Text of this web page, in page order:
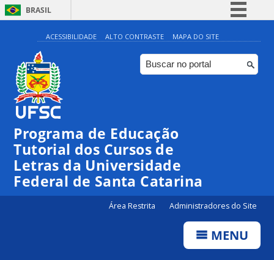
BRASIL
Simplifique!
Comunica BR
Participe
ACESSIBILIDADE ALTO CONTRASTE MAPA DO SITE
Programa de Educação
Tutorial dos Cursos de
Letras da Universidade
Federal de Santa Catarina
Área Restrita Administradores do Site
MENU